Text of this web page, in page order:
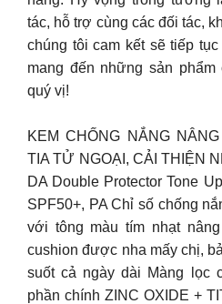
tác, hỗ trợ cùng các đối tác,
chúng tôi cam kết sẽ tiếp
mang đến những sản
quý vị!
KEM CHỐNG NẮNG
TIA TỬ NGOẠI, CẢI THIỆN
DA Double Protector Tone
SPF50+, PA Chỉ số chống
với tông màu tím nhạt
cushion được nha mấy chị,
suốt cả ngày dài Màng lọc
phần chính ZINC OXIDE +